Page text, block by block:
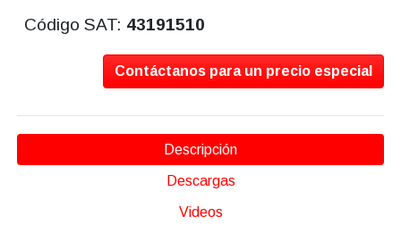
Código SAT: 43191510
Contáctanos para un precio especial
Descripción
Descargas
Videos